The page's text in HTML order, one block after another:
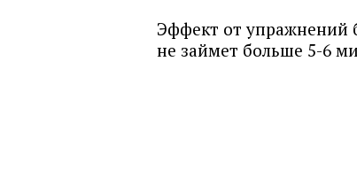
Эффект от упражнений
не займет больше 5-6